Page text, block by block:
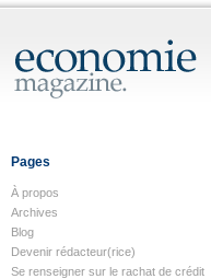
Pages
À propos
Archives
Blog
Devenir rédacteur(rice)
Se renseigner sur le rachat de crédit